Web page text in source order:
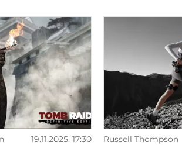
19.11.2025, 17:30 Russell Thompson